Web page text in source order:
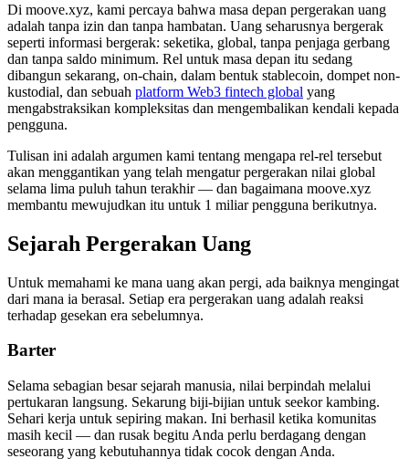
Di moove.xyz, kami percaya bahwa masa depan pergerakan uang
adalah tanpa izin dan tanpa hambatan. Uang seharusnya bergerak
seperti informasi bergerak: seketika, global, tanpa penjaga gerbang
dan tanpa saldo minimum. Rel untuk masa depan itu sedang
dibangun sekarang, on-chain, dalam bentuk stablecoin, dompet non-
kustodial, dan sebuah platform Web3 fintech global yang
mengabstraksikan kompleksitas dan mengembalikan kendali kepada
pengguna.
Tulisan ini adalah argumen kami tentang mengapa rel-rel tersebut
akan menggantikan yang telah mengatur pergerakan nilai global
selama lima puluh tahun terakhir — dan bagaimana moove.xyz
membantu mewujudkan itu untuk 1 miliar pengguna berikutnya.
Sejarah Pergerakan Uang
Untuk memahami ke mana uang akan pergi, ada baiknya mengingat
dari mana ia berasal. Setiap era pergerakan uang adalah reaksi
terhadap gesekan era sebelumnya.
Barter
Selama sebagian besar sejarah manusia, nilai berpindah melalui
pertukaran langsung. Sekarung biji-bijian untuk seekor kambing.
Sehari kerja untuk sepiring makan. Ini berhasil ketika komunitas
masih kecil — dan rusak begitu Anda perlu berdagang dengan
seseorang yang kebutuhannya tidak cocok dengan Anda.